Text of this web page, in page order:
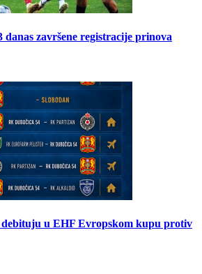
danas završene registracije prinova
debituju u EHF Evropskom kupu protiv